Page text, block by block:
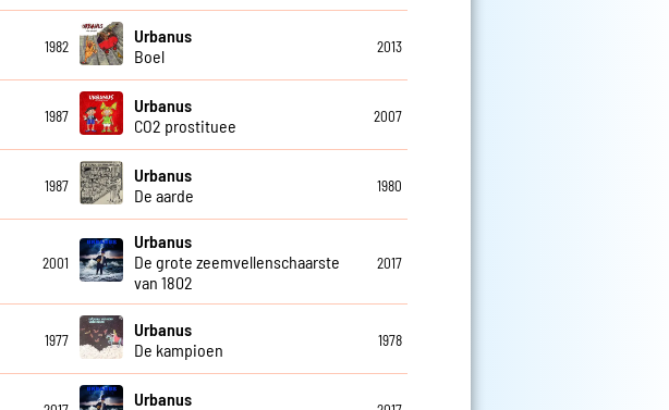
1982
Urbanus
Boel
2013
1987
Urbanus
CO2 prostituee
2007
1987
Urbanus
De aarde
1980
2001
Urbanus
De grote zeemvellenschaarste
van 1802
2017
1977
Urbanus
De kampioen
1978
Urbanus